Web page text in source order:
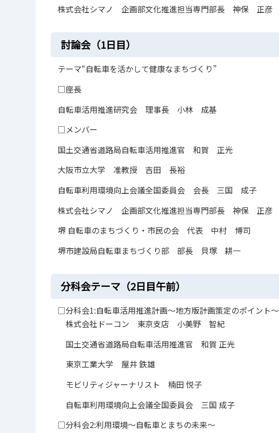
株式会社シマノ 企画部文化推進担当専門部長 神保 正彦
討論会（1日目）
テーマ“自転車を活かして健康なまちづくり”
□座長
自転車活用推進研究会 理事長 小林 成基
□メンバー
国土交通省道路局自転車活用推進官 和賀 正光
大阪市立大学 准教授 吉田 長裕
自転車利用環境向上会議全国委員会 会長 三国 成子
株式会社シマノ 企画部文化推進担当専門部長 神保 正彦
堺 自転車のまちづくり・市民の会 代表 中村 博司
堺市建設局自転車まちづくり部 部長 貝塚 耕一
分科会テーマ（2日目午前）
□分科会1:自転車活用推進計画～地方版計画策定のポイント～
株式会社ドーコン 東京支店 小美野 智紀
国土交通省道路局自転車活用推進官 和賀 正光
東京工業大学 屋井 鉄雄
モビリティジャーナリスト 楠田 悦子
自転車利用環境向上会議全国委員会 三国 成子
□分科会2:利用環境～自転車とまちの未来～